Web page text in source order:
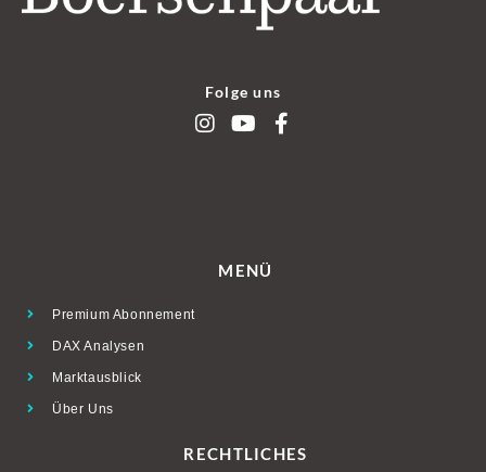
Folge uns
MENÜ
Premium Abonnement
DAX Analysen
Marktausblick
Über Uns
RECHTLICHES